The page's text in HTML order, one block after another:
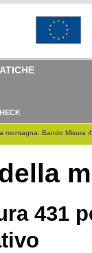
montagna: Bando Misura
431